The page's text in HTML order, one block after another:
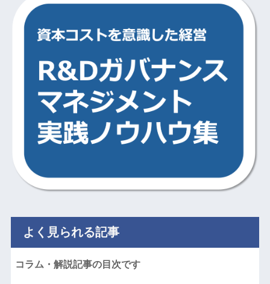
よく見られる記事
コラム・解説記事の目次です